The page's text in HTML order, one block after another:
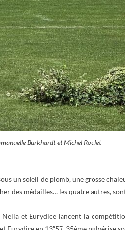
Burkhardt et Michel Roulet
un soleil de plomb, une grosse
des médailles… les quatre autres,
Nella et Eurydice lancent la
Eurydice en 13″57, 35ème pulvérise